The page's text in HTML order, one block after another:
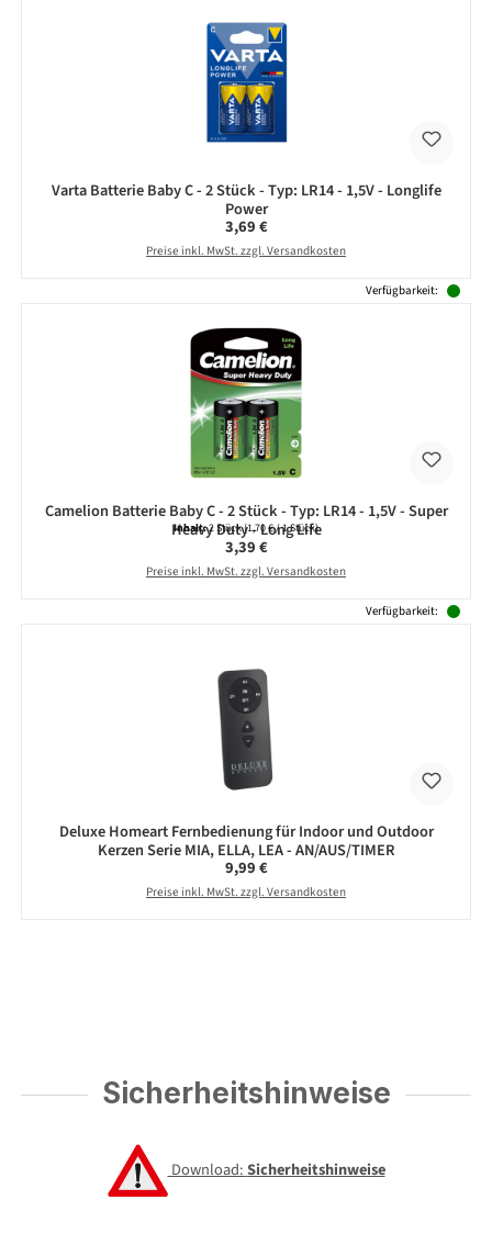
Varta Batterie Baby C - 2 Stück - Typ: LR14 - 1,5V - Longlife
Power
Regulärer Preis:
3,69 €
Preise inkl. MwSt. zzgl. Versandkosten
Verfügbarkeit:
Camelion Batterie Baby C - 2 Stück - Typ: LR14 - 1,5V - Super
Heavy Duty - Long Life
Inhalt:2 Stück(1,70 € / 1 Stück)
Regulärer Preis:
3,39 €
Preise inkl. MwSt. zzgl. Versandkosten
Verfügbarkeit:
Deluxe Homeart Fernbedienung für Indoor und Outdoor
Kerzen Serie MIA, ELLA, LEA - AN/AUS/TIMER
Regulärer Preis:
9,99 €
Preise inkl. MwSt. zzgl. Versandkosten
Sicherheitshinweise
Download:Sicherheitshinweise